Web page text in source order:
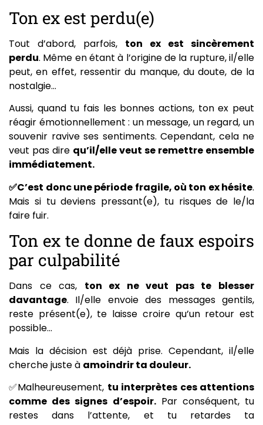
Ton ex est perdu(e)
Tout d’abord, parfois, ton ex est sincèrement
perdu. Même en étant à l’origine de la rupture, il/elle
peut, en effet, ressentir du manque, du doute, de la
nostalgie…
Aussi, quand tu fais les bonnes actions, ton ex peut
réagir émotionnellement : un message, un regard, un
souvenir ravive ses sentiments. Cependant, cela ne
veut pas dire qu’il/elle veut se remettre ensemble
immédiatement.
✅C’est donc une période fragile, où ton ex hésite.
Mais si tu deviens pressant(e), tu risques de le/la
faire fuir.
Ton ex te donne de faux espoirs
par culpabilité
Dans ce cas, ton ex ne veut pas te blesser
davantage. Il/elle envoie des messages gentils,
reste présent(e), te laisse croire qu’un retour est
possible…
Mais la décision est déjà prise. Cependant, il/elle
cherche juste à amoindrir ta douleur.
✅Malheureusement, tu interprètes ces attentions
comme des signes d’espoir.Par conséquent, tu
restes dans l’attente, et tu retardes ta